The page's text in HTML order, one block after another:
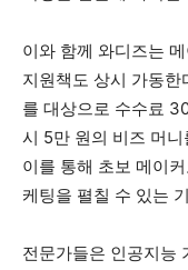
이와 함께 와디즈는
지원책도 상시 가동
를 대상으로 수수료
시 5만 원의 비즈 머
이를 통해 초보 메이
케팅을 펼칠 수 있는
전문가들은 인공지능